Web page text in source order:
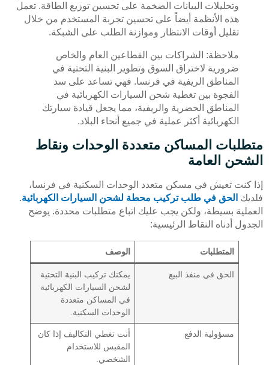
وتحليلات البيانات الضخمة على تحسين توزيع الطاقة. تعمل
هذه الأنظمة أيضاً على تحسين تجربة المستخدم من خلال
تقليل أوقات الانتظار وموازنة الطلب على الشبكة.
ملاحظة: الشراكات بين القطاعين العام والخاص
ضرورية لاختراق السوق وتطوير البنية التحتية في
المناطق الريفية في فرنسا. فهي تساعد على سد
الفجوة بين تغطية شحن السيارات الكهربائية في
المناطق الحضرية والريفية، مما يجعل قيادة سيارتك
الكهربائية أكثر عملية في جميع أنحاء البلاد.
متطلبات المساكن متعددة الوحدات ونقاط
الشحن العامة
إذا كنت تعيش في مسكن متعدد الوحدات السكنية في فرنسا،
فلديك الحق في طلب تركيب محطة لشحن السيارات الكهربائية.
العملية بسيطة، ولكن يجب عليك اتباع متطلبات محددة. يوضح
الجدول أدناه النقاط الرئيسية:
المتطلبات الوصف
الحق في منفذ البيع
يمكنك تركيب البنية التحتية
لشحن السيارات الكهربائية
في المساكن متعددة
الوحدات السكنية.
مسؤولية الدفع
أنت تغطي التكاليف إذا كان
المقبس للاستخدام
الشخصي.